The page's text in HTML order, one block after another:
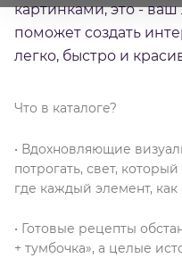
картинками, это -
поможет создать
легко, быстро и
Что в каталоге?
• Вдохновляющие
потрогать, свет,
где каждый элемент,
• Готовые рецепты
+ тумбочка», а целые